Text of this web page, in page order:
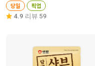
당일 픽업
4.9 리뷰 59